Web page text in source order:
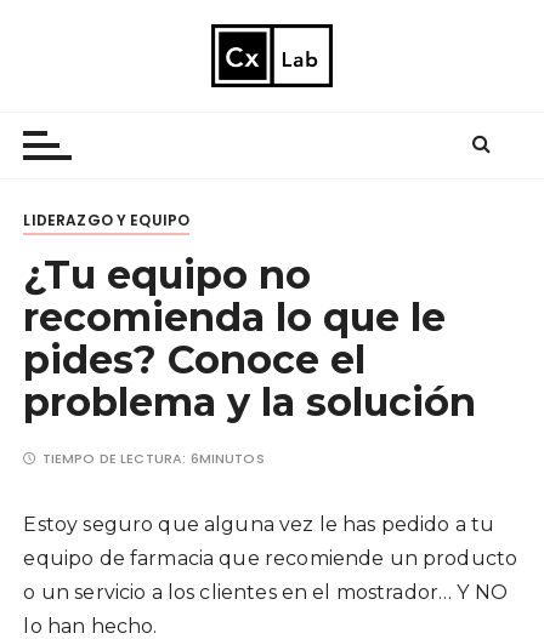
LIDERAZGO Y EQUIPO
¿Tu equipo no
recomienda lo que le
pides? Conoce el
problema y la solución
TIEMPO DE LECTURA: 6MINUTOS
Estoy seguro que alguna vez le has pedido a tu
equipo de farmacia que recomiende un producto
o un servicio a los clientes en el mostrador… Y NO
lo han hecho.